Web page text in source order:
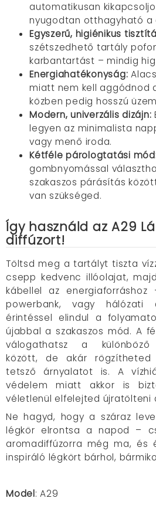
automatikusan
nyugodtan otthagyható a
Egyszerű, higiénikus
szétszedhető tartály
karbantartást – mindig
Energiahatékonyság:
miatt nem kell aggódnod
közben pedig hosszú
Modern, univerzális dizájn:
legyen az minimalista
vagy menő iroda.
Kétféle párologtatási mód
gombnyomással
szakaszos párásítás
van szükséged.
Így használd az A29
diffúzort!
Töltsd meg a tartályt tiszta
csepp kedvenc illóolajat,
kábellel az
powerbank, vagy hálózati
érintéssel elindul a
újabbal a szakaszos mód. A
válogathatsz a különböző
között, de akár
tetsző árnyalatot is. A
védelem miatt akkor is
véletlenül elfelejted újratölteni
Ne hagyd, hogy a száraz
légkör elrontsa a napod –
aromadiffúzorra még ma, és
inspiráló légkört bárhol,
Model: A29